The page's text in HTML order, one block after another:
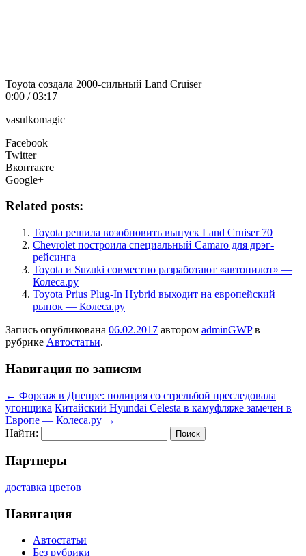
Toyota создала 2000-сильный Land Cruiser
0:00 / 03:17
vasulkomagic
Facebook
Twitter
Вконтакте
Google+
Related posts:
Toyota решила возобновить выпуск Land Cruiser 70
Chevrolet построила специальный Camaro для дрэг-
рейсинга
Toyota и Suzuki совместно разработают «автопилот» —
Колеса.ру
Toyota Prius Plug-In Hybrid выходит на европейский
рынок — Колеса.ру
Запись опубликована 06.02.2017 автором adminGWPв
рубрике Автостатьи.
Навигация по записям
← Форсаж в Днепре: полиция со стрельбой преследовала
угонщика Китайский Hyundai Celesta в камуфляже замечен в
Европе — Колеса.ру →
Найти:
Партнеры
доставка цветов
Навигация
Автостатьи
Без рубрики